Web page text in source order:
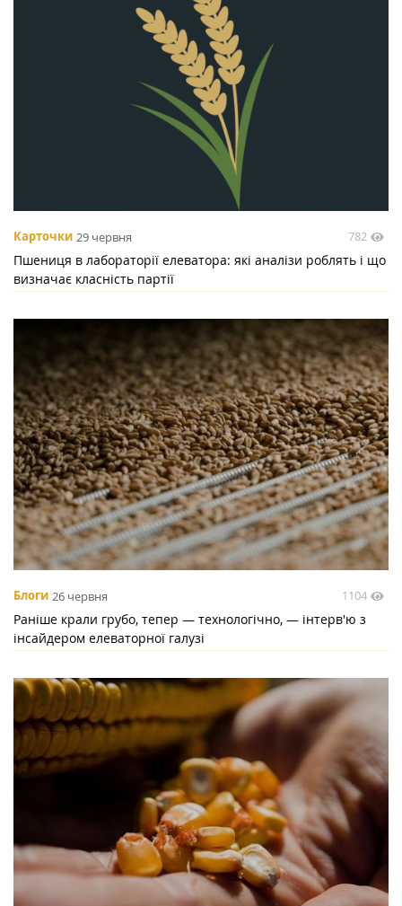
Карточки 29 червня 782
Пшениця в лабораторії елеватора: які аналізи роблять і що
визначає класність партії
Блоги 26 червня 1104
Раніше крали грубо, тепер — технологічно, — інтерв'ю з
інсайдером елеваторної галузі